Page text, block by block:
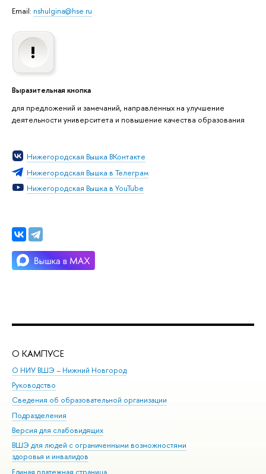
Email: nshulgina@hse.ru
Выразительная кнопка
для предложений и замечаний, направленных на улучшение
деятельности университета и повышение качества образования
Нижегородская Вышка ВКонтакте
Нижегородская Вышка в Телеграм
Нижегородская Вышка в YouTube
О КАМПУСЕ
О НИУ ВШЭ – Нижний Новгород
Руководство
Сведения об образовательной организации
Подразделения
Версия для слабовидящих
ВШЭ для людей с ограниченными возможностями
здоровья и инвалидов
Единая платежная страница